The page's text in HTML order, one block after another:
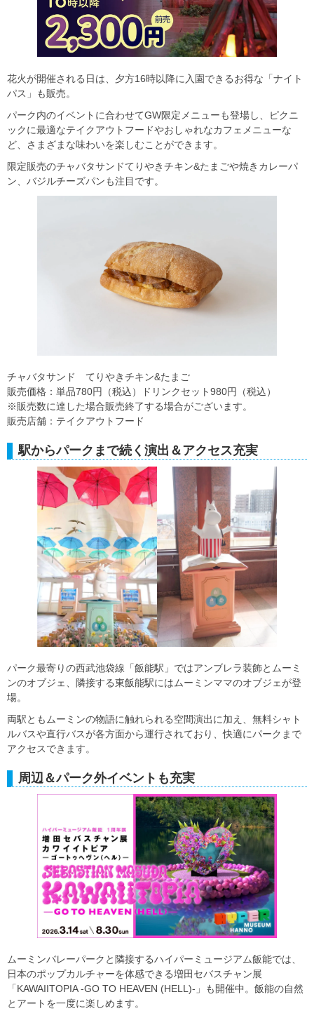
花火が開催される日は、夕方16時以降に入園できるお得な「ナイト
パス」も販売。
パーク内のイベントに合わせてGW限定メニューも登場し、ピクニ
ックに最適なテイクアウトフードやおしゃれなカフェメニューな
ど、さまざまな味わいを楽しむことができます。
限定販売のチャバタサンドてりやきチキン&たまごや焼きカレーパ
ン、バジルチーズパンも注目です。
チャバタサンド てりやきチキン&たまご
販売価格：単品780円（税込）ドリンクセット980円（税込）
※販売数に達した場合販売終了する場合がございます。
販売店舗：テイクアウトフード
駅からパークまで続く演出＆アクセス充実
パーク最寄りの西武池袋線「飯能駅」ではアンブレラ装飾とムーミ
ンのオブジェ、隣接する東飯能駅にはムーミンママのオブジェが登
場。
両駅ともムーミンの物語に触れられる空間演出に加え、無料シャト
ルバスや直行バスが各方面から運行されており、快適にパークまで
アクセスできます。
周辺＆パーク外イベントも充実
ムーミンバレーパークと隣接するハイパーミュージアム飯能では、
日本のポップカルチャーを体感できる増田セバスチャン展
「KAWAIITOPIA -GO TO HEAVEN (HELL)-」も開催中。飯能の自然
とアートを一度に楽しめます。